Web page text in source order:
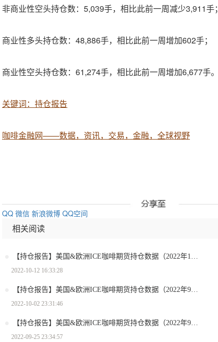
非商业性空头持仓数：5,039手，相比此前一周减少3,911手；
商业性多头持仓数：48,886手，相比此前一周增加602手；
商业性空头持仓数：61,274手，相比此前一周增加6,677手。
关键词：持仓报告
咖啡金融网——数据，资讯，交易，金融，全球视野
QQ 微信 新浪微博 QQ空间
相关阅读
2022-10-12 16:33:28
2022-10-02 23:31:46
2022-09-25 23:34:57